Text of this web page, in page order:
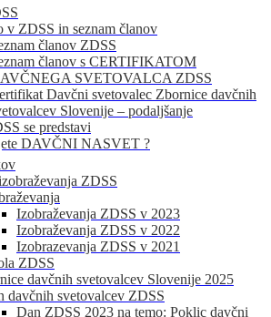
v ZDSS in seznam članov
članov ZDSS
članov s CERTIFIKATOM
SVETOVALCA ZDSS
Davčni svetovalec Zbornice davčnih
Slovenije – podaljšanje
se predstavi
DAVČNI NASVET ?
ZDSS
Izobraževanja ZDSS v 2023
Izobraževanja ZDSS v 2022
Izobrazevanja ZDSS v 2021
ZDSS
davčnih svetovalcev Slovenije 2025
davčnih svetovalcev ZDSS
Dan ZDSS 2023 na temo: Poklic davčni